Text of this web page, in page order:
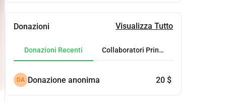
Donazioni Visualizza Tutto
Donazioni Recenti Collaboratori Principali
DA Donazione anonima 20 $